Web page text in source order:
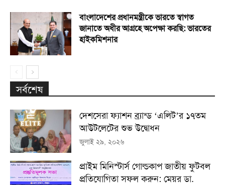
বাংলাদেশের প্রধানমন্ত্রীকে ভারতে স্বাগত
জানাতে অধীর আগ্রহে অপেক্ষা কর‌ছি: ভারতের
হাইকমিশনার
সর্বশেষ
দেশসেরা ফ্যাশন ব্র্যান্ড ‘এলিট’র ১৭তম
আউটলেটের শুভ উদ্বোধন
জুলাই ২৯, ২০২৬
প্রাইম মিনিস্টার্স গোল্ডকাপ জাতীয় ফুটবল
প্রতিযোগিতা সফল করুন: মেয়র ডা.